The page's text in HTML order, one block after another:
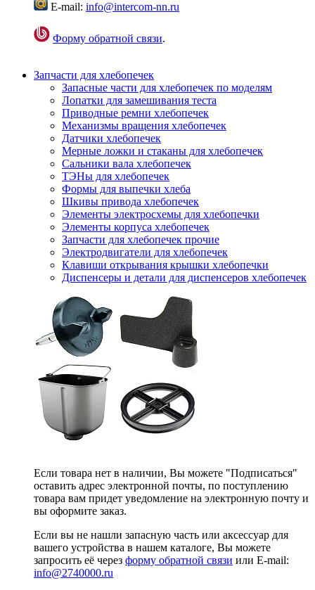
E-mail: info@intercom-nn.ru
Форму обратной связи.
Запчасти для хлебопечек
Запасные части для хлебопечек по моделям
Лопатки для замешивания теста
Приводные ремни хлебопечек
Механизмы вращения хлебопечек
Датчики хлебопечек
Мерные ложки и стаканы для хлебопечек
Сальники вала хлебопечек
ТЭНы для хлебопечек
Формы для выпечки хлеба
Шкивы привода хлебопечек
Элементы электросхемы для хлебопечки
Элементы корпуса хлебопечек
Запчасти для хлебопечек прочие
Электродвигатели для хлебопечек
Клавиши открывания крышки хлебопечки
Диспенсеры и детали для диспенсеров хлебопечек
Если товара нет в наличии, Вы можете "Подписаться"
оставить адрес электронной почты, по поступлению
товара вам придет уведомление на электронную почту и
вы оформите заказ.
Если вы не нашли запасную часть или аксессуар для
вашего устройства в нашем каталоге, Вы можете
запросить её через форму обратной связи или E-mail:
info@2740000.ru